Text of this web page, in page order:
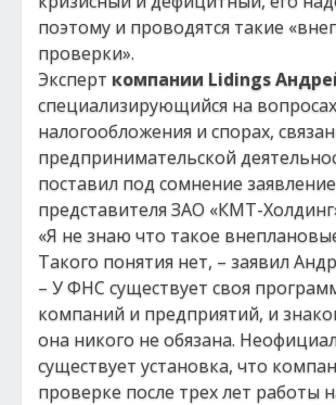
поэтому и проводятся такие
проверки».
Эксперт компании Lidings
специализирующийся на вопросах
налогообложения и спорах,
предпринимательской
поставил под сомнение заявление
представителя ЗАО «КМТ-
«Я не знаю что такое
Такого понятия нет, – заявил
– У ФНС существует своя
компаний и предприятий, и
она никого не обязана.
существует установка, что
проверке после трех лет работы